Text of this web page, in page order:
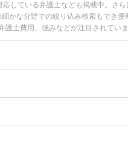
している弁護士なども掲載中。さ
かな分野での絞り込み検索もでき
士費用、強みなどが注目されてい
権回収のトラブル解決の実績豊富
困りの相談者さんにおすすめです。